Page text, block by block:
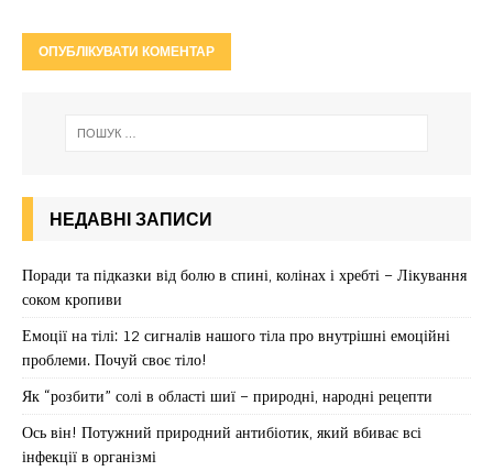
НЕДАВНІ ЗАПИСИ
Поради та підказки від болю в спині, колінах і хребті – Лікування
соком кропиви
Емоції на тілі: 12 сигналів нашого тіла про внутрішні емоційні
проблеми. Почуй своє тіло!
Як “розбити” солі в області шиї – природні, народні рецепти
Ось він! Потужний природний антибіотик, який вбиває всі
інфекції в організмі